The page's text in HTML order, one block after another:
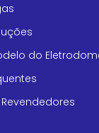
do